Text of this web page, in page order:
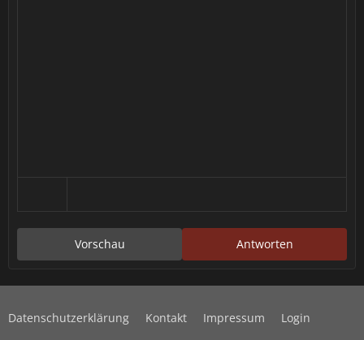
Antworten
Vorschau
Datenschutzerklärung Kontakt Impressum Login